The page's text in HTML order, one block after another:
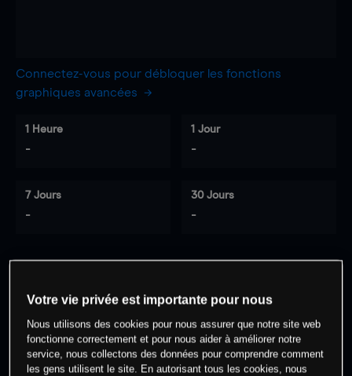
Connectez-vous pour débloquer les fonctions
graphiques avancées
1 Heure
-
1 Jour
-
7 Jours
-
30 Jours
-
cet actif
Commencez à trader
Votre vie privée est importante pour nous
Nous utilisons des cookies pour nous assurer que notre site web
fonctionne correctement et pour nous aider à améliorer notre
service, nous collectons des données pour comprendre comment
les gens utilisent le site. En autorisant tous les cookies, nous